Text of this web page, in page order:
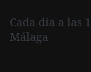
Cada día a las
Málaga